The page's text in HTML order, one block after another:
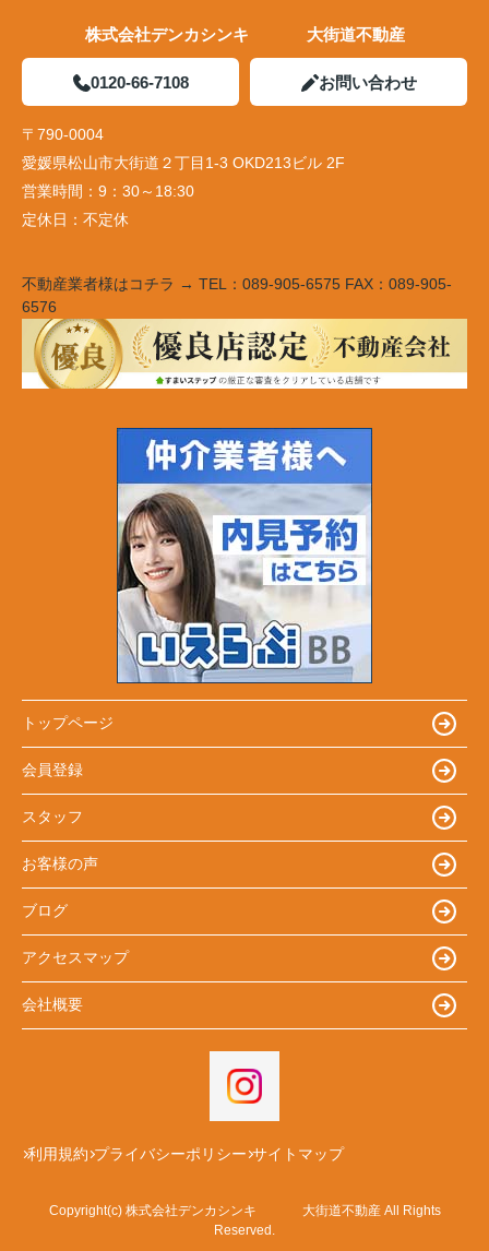
株式会社デンカシンキ 大街道不動産
0120-66-7108 お問い合わせ
〒790-0004
愛媛県松山市大街道２丁目1-3 OKD213ビル 2F
営業時間： 9：30～18:30
定休日： 不定休
不動産業者様はコチラ → TEL：089-905-6575 FAX：089-905-
6576
トップページ
会員登録
スタッフ
お客様の声
ブログ
アクセスマップ
会社概要
利用規約 プライバシーポリシー サイトマップ
Copyright(c) 株式会社デンカシンキ 大街道不動産 All Rights
Reserved.